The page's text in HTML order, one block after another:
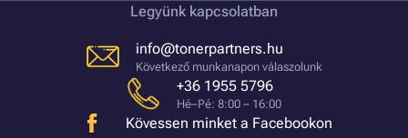
Legyünk kapcsolatban
info@tonerpartners.hu
Következő munkanapon válaszolunk
+36 1955 5796
Hé–Pé: 8:00 – 16:00
Kövessen minket a Facebookon